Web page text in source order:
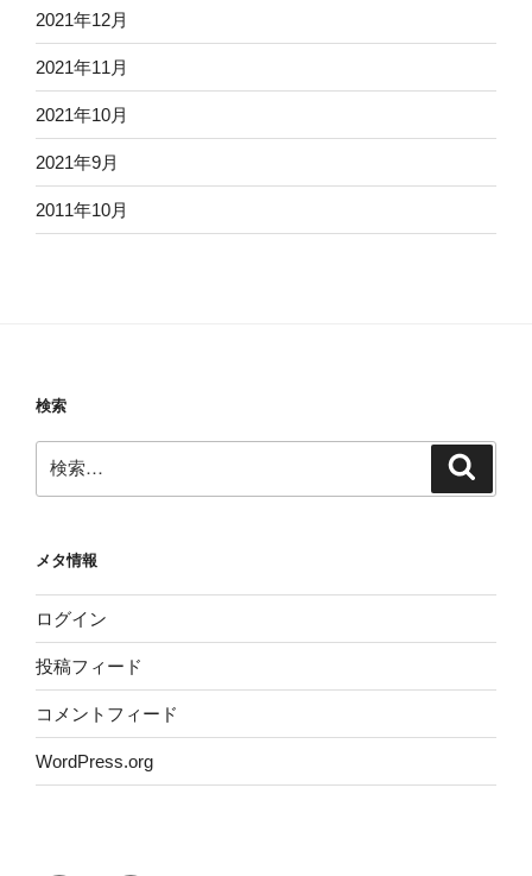
2021年12月
2021年11月
2021年10月
2021年9月
2011年10月
検索
索:
メタ情報
ログイン
投稿フィード
コメントフィード
WordPress.org